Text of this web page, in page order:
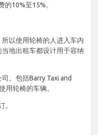
10%至15%。
以使用轮椅的人进入车内
地出租车都设计用于容纳
。包括Barry Taxi and
用轮椅的车辆。
。